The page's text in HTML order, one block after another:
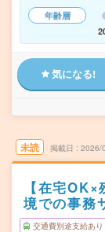
年齢層
気になる!
未読 掲載日 2026/
【在宅
境での事務
交通費別途支給あり